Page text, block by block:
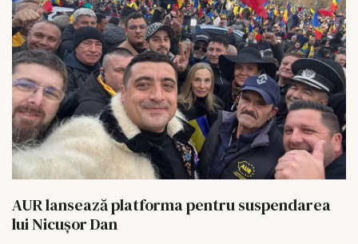
AUR lansează platforma pentru suspendarea
lui Nicușor Dan